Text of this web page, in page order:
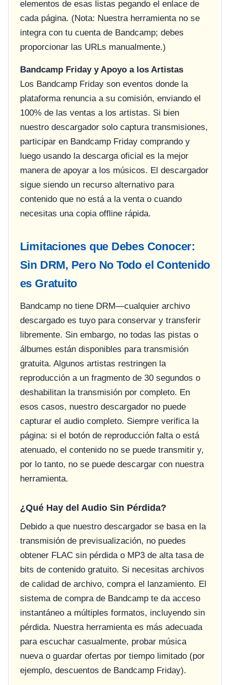
elementos de esas listas pegando el enlace de
cada página. (Nota: Nuestra herramienta no se
integra con tu cuenta de Bandcamp; debes
proporcionar las URLs manualmente.)
Bandcamp Friday y Apoyo a los Artistas
Los Bandcamp Friday son eventos donde la
plataforma renuncia a su comisión, enviando el
100% de las ventas a los artistas. Si bien
nuestro descargador solo captura transmisiones,
participar en Bandcamp Friday comprando y
luego usando la descarga oficial es la mejor
manera de apoyar a los músicos. El descargador
sigue siendo un recurso alternativo para
contenido que no está a la venta o cuando
necesitas una copia offline rápida.
Limitaciones que Debes Conocer:
Sin DRM, Pero No Todo el Contenido
es Gratuito
Bandcamp no tiene DRM—cualquier archivo
descargado es tuyo para conservar y transferir
libremente. Sin embargo, no todas las pistas o
álbumes están disponibles para transmisión
gratuita. Algunos artistas restringen la
reproducción a un fragmento de 30 segundos o
deshabilitan la transmisión por completo. En
esos casos, nuestro descargador no puede
capturar el audio completo. Siempre verifica la
página: si el botón de reproducción falta o está
atenuado, el contenido no se puede transmitir y,
por lo tanto, no se puede descargar con nuestra
herramienta.
¿Qué Hay del Audio Sin Pérdida?
Debido a que nuestro descargador se basa en la
transmisión de previsualización, no puedes
obtener FLAC sin pérdida o MP3 de alta tasa de
bits de contenido gratuito. Si necesitas archivos
de calidad de archivo, compra el lanzamiento. El
sistema de compra de Bandcamp te da acceso
instantáneo a múltiples formatos, incluyendo sin
pérdida. Nuestra herramienta es más adecuada
para escuchar casualmente, probar música
nueva o guardar ofertas por tiempo limitado (por
ejemplo, descuentos de Bandcamp Friday).